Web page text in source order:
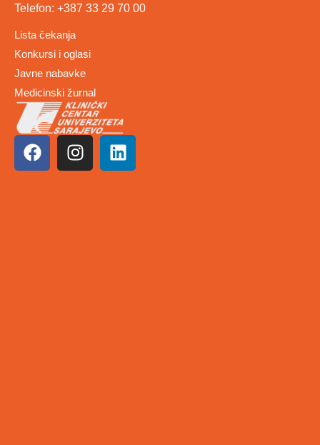
Telefon: +387 33 29 70 00
Lista čekanja
Konkursi i oglasi
Javne nabavke
Medicinski žurnal